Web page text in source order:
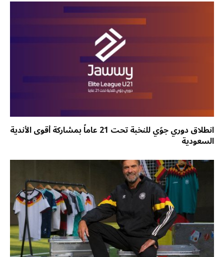
انطلاق دوري جوّي للنخبة تحت 21 عاماً بمشاركة أقوى الأندية
السعودية